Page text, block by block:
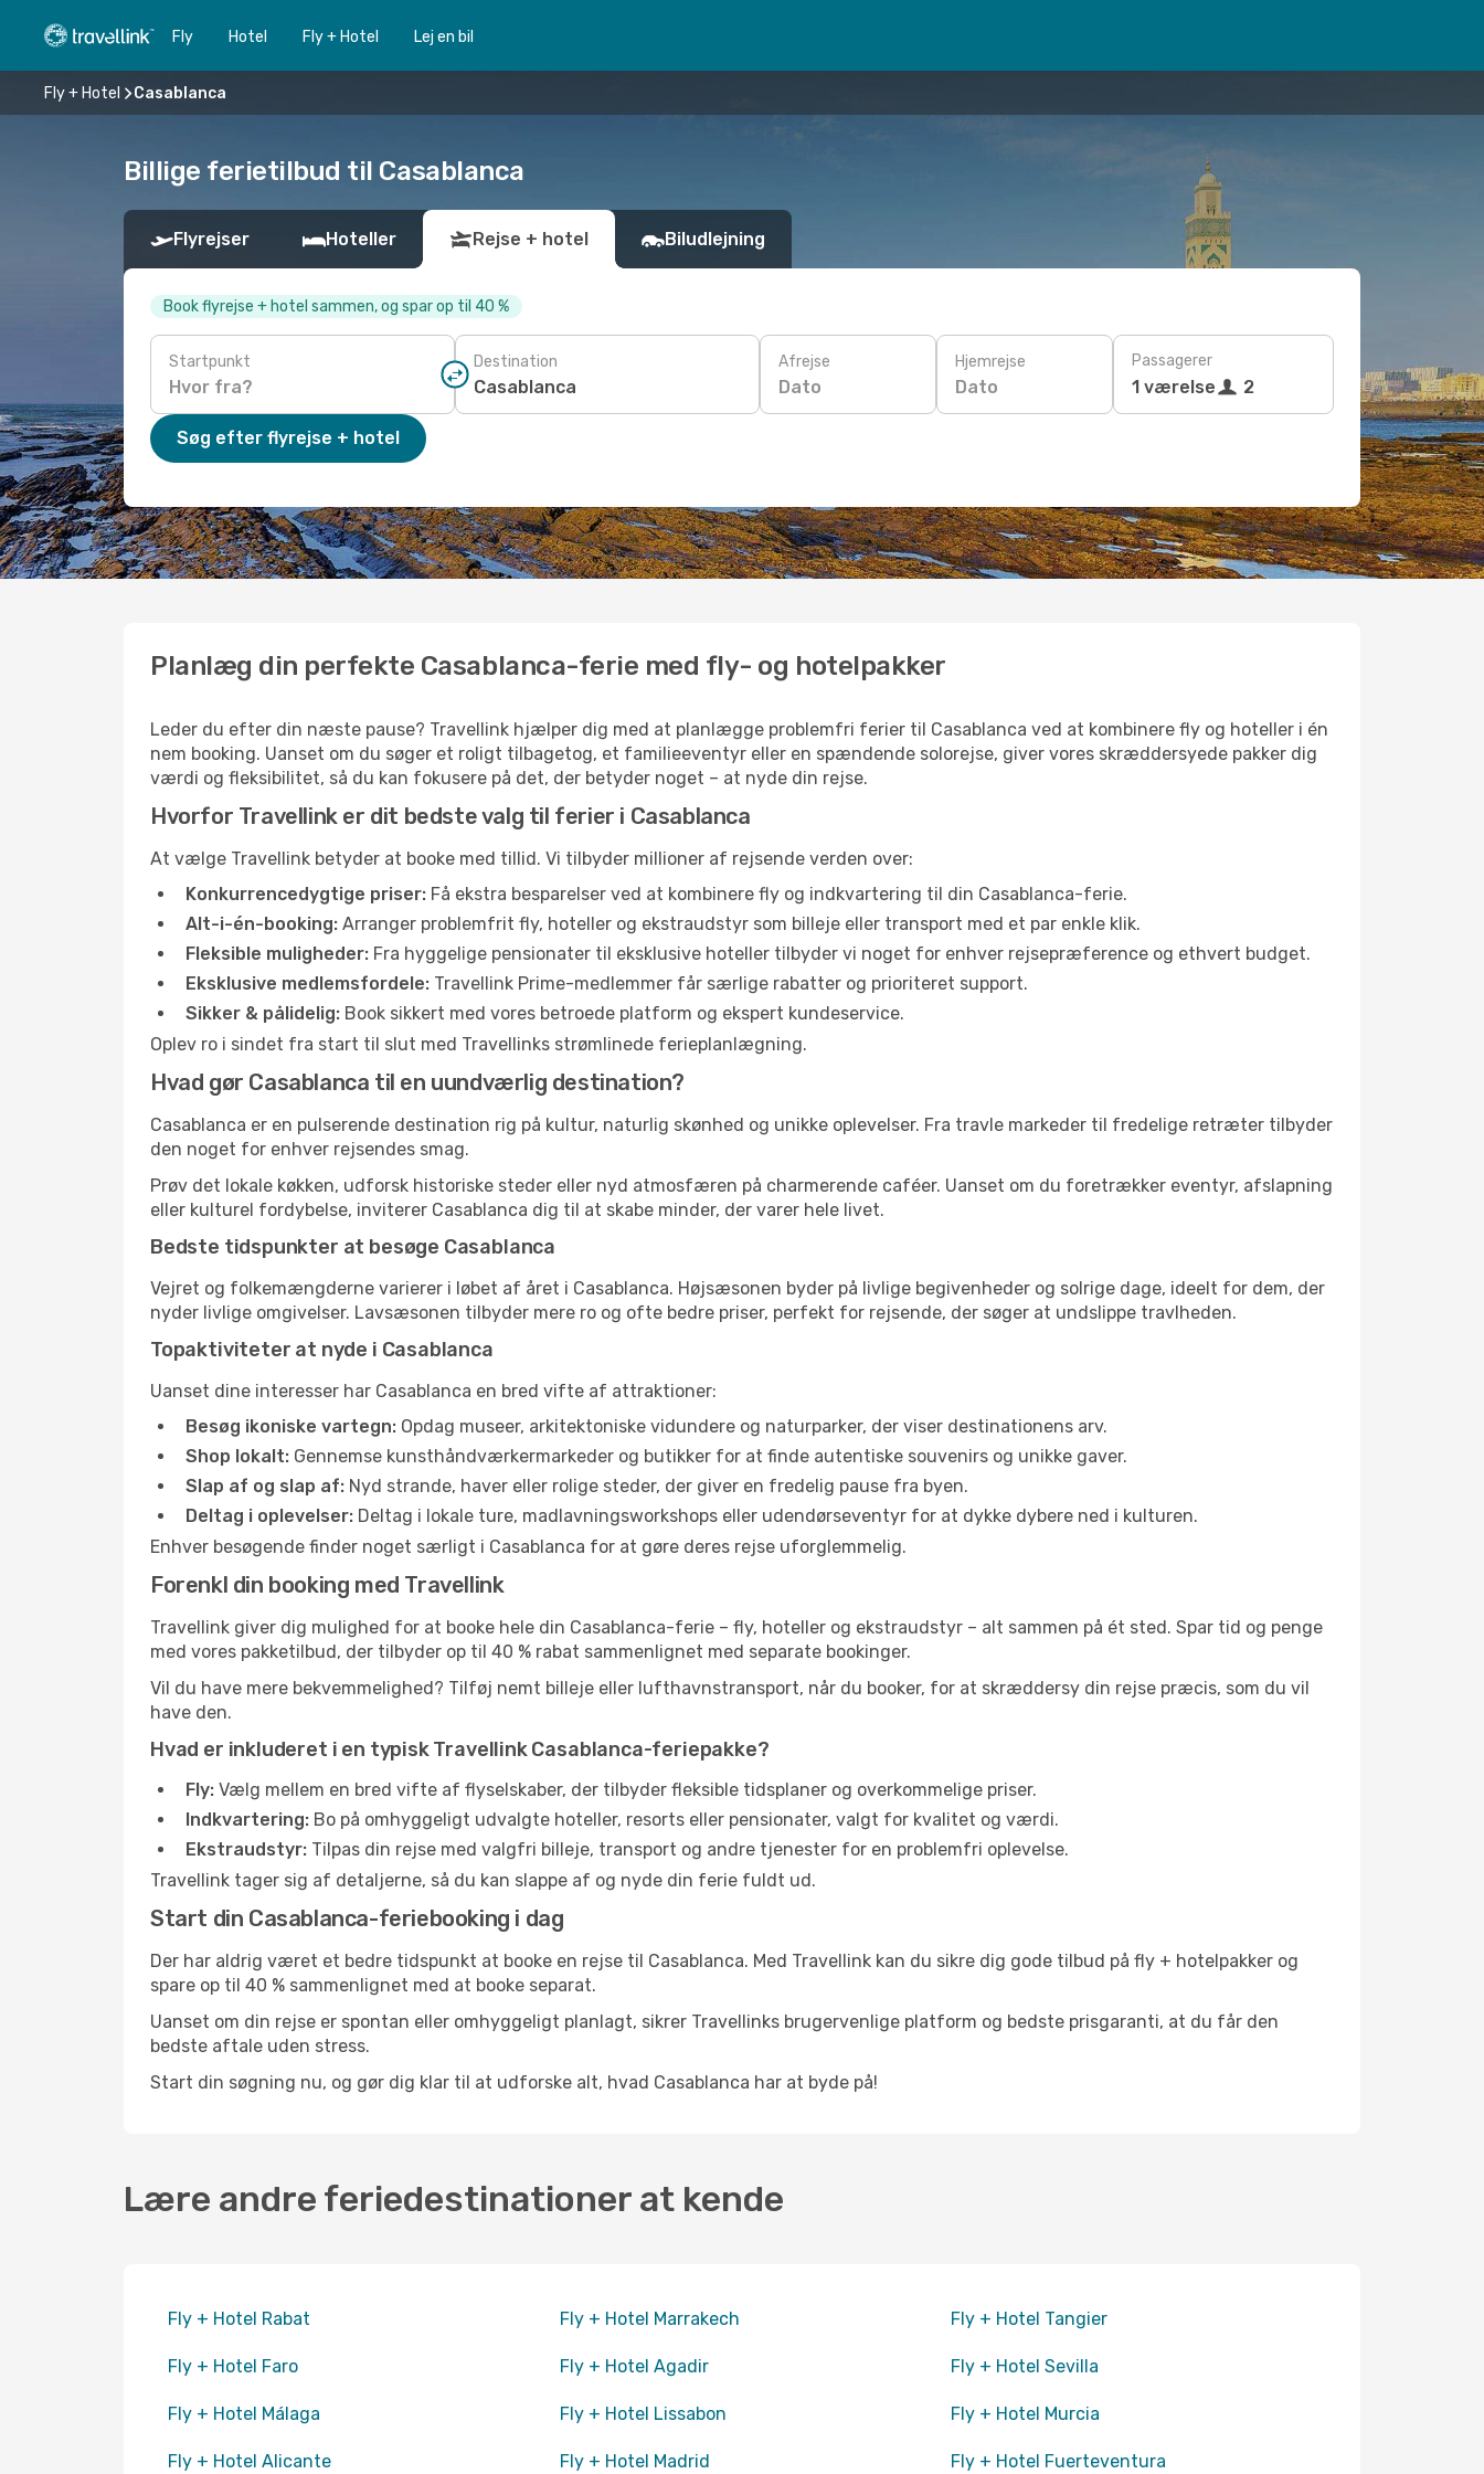
Fly Hotel Fly + Hotel Lej en bil
Fly + Hotel Casablanca
Billige ferietilbud til Casablanca
Flyrejser Hoteller Rejse + hotel Biludlejning
Book flyrejse + hotel sammen, og spar op til 40 %
Startpunkt Destination Afrejse
Dato
Hjemrejse
Dato
Passagerer
1 værelse 2
Søg efter flyrejse + hotel
Planlæg din perfekte Casablanca-ferie med fly- og hotelpakker
Leder du efter din næste pause? Travellink hjælper dig med at planlægge problemfri ferier til Casablanca ved at kombinere fly og hoteller i én
nem booking. Uanset om du søger et roligt tilbagetog, et familieeventyr eller en spændende solorejse, giver vores skræddersyede pakker dig
værdi og fleksibilitet, så du kan fokusere på det, der betyder noget – at nyde din rejse.
Hvorfor Travellink er dit bedste valg til ferier i Casablanca
At vælge Travellink betyder at booke med tillid. Vi tilbyder millioner af rejsende verden over:
Konkurrencedygtige priser: Få ekstra besparelser ved at kombinere fly og indkvartering til din Casablanca-ferie.
Alt-i-én-booking: Arranger problemfrit fly, hoteller og ekstraudstyr som billeje eller transport med et par enkle klik.
Fleksible muligheder: Fra hyggelige pensionater til eksklusive hoteller tilbyder vi noget for enhver rejsepræference og ethvert budget.
Eksklusive medlemsfordele: Travellink Prime-medlemmer får særlige rabatter og prioriteret support.
Sikker & pålidelig: Book sikkert med vores betroede platform og ekspert kundeservice.
Oplev ro i sindet fra start til slut med Travellinks strømlinede ferieplanlægning.
Hvad gør Casablanca til en uundværlig destination?
Casablanca er en pulserende destination rig på kultur, naturlig skønhed og unikke oplevelser. Fra travle markeder til fredelige retræter tilbyder
den noget for enhver rejsendes smag.
Prøv det lokale køkken, udforsk historiske steder eller nyd atmosfæren på charmerende caféer. Uanset om du foretrækker eventyr, afslapning
eller kulturel fordybelse, inviterer Casablanca dig til at skabe minder, der varer hele livet.
Bedste tidspunkter at besøge Casablanca
Vejret og folkemængderne varierer i løbet af året i Casablanca. Højsæsonen byder på livlige begivenheder og solrige dage, ideelt for dem, der
nyder livlige omgivelser. Lavsæsonen tilbyder mere ro og ofte bedre priser, perfekt for rejsende, der søger at undslippe travlheden.
Topaktiviteter at nyde i Casablanca
Uanset dine interesser har Casablanca en bred vifte af attraktioner:
Besøg ikoniske vartegn: Opdag museer, arkitektoniske vidundere og naturparker, der viser destinationens arv.
Shop lokalt: Gennemse kunsthåndværkermarkeder og butikker for at finde autentiske souvenirs og unikke gaver.
Slap af og slap af: Nyd strande, haver eller rolige steder, der giver en fredelig pause fra byen.
Deltag i oplevelser: Deltag i lokale ture, madlavningsworkshops eller udendørseventyr for at dykke dybere ned i kulturen.
Enhver besøgende finder noget særligt i Casablanca for at gøre deres rejse uforglemmelig.
Forenkl din booking med Travellink
Travellink giver dig mulighed for at booke hele din Casablanca-ferie – fly, hoteller og ekstraudstyr – alt sammen på ét sted. Spar tid og penge
med vores pakketilbud, der tilbyder op til 40 % rabat sammenlignet med separate bookinger.
Vil du have mere bekvemmelighed? Tilføj nemt billeje eller lufthavnstransport, når du booker, for at skræddersy din rejse præcis, som du vil
have den.
Hvad er inkluderet i en typisk Travellink Casablanca-feriepakke?
Fly: Vælg mellem en bred vifte af flyselskaber, der tilbyder fleksible tidsplaner og overkommelige priser.
Indkvartering: Bo på omhyggeligt udvalgte hoteller, resorts eller pensionater, valgt for kvalitet og værdi.
Ekstraudstyr: Tilpas din rejse med valgfri billeje, transport og andre tjenester for en problemfri oplevelse.
Travellink tager sig af detaljerne, så du kan slappe af og nyde din ferie fuldt ud.
Start din Casablanca-feriebooking i dag
Der har aldrig været et bedre tidspunkt at booke en rejse til Casablanca. Med Travellink kan du sikre dig gode tilbud på fly + hotelpakker og
spare op til 40 % sammenlignet med at booke separat.
Uanset om din rejse er spontan eller omhyggeligt planlagt, sikrer Travellinks brugervenlige platform og bedste prisgaranti, at du får den
bedste aftale uden stress.
Start din søgning nu, og gør dig klar til at udforske alt, hvad Casablanca har at byde på!
Lære andre feriedestinationer at kende
Fly + Hotel Rabat Fly + Hotel Marrakech Fly + Hotel Tangier
Fly + Hotel Faro Fly + Hotel Agadir Fly + Hotel Sevilla
Fly + Hotel Málaga Fly + Hotel Lissabon Fly + Hotel Murcia
Fly + Hotel Alicante Fly + Hotel Madrid Fly + Hotel Fuerteventura